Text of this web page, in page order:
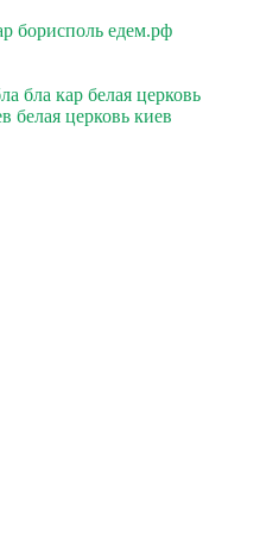
борисполь едем.рф
бла кар белая церковь
белая церковь киев